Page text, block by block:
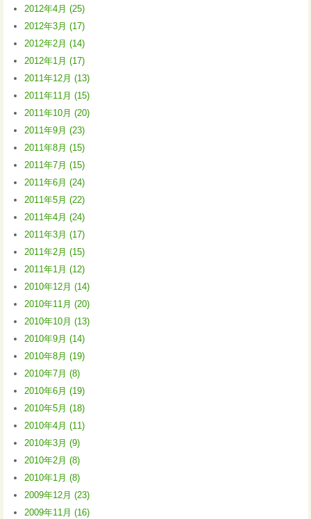
2012年4月 (25)
2012年3月 (17)
2012年2月 (14)
2012年1月 (17)
2011年12月 (13)
2011年11月 (15)
2011年10月 (20)
2011年9月 (23)
2011年8月 (15)
2011年7月 (15)
2011年6月 (24)
2011年5月 (22)
2011年4月 (24)
2011年3月 (17)
2011年2月 (15)
2011年1月 (12)
2010年12月 (14)
2010年11月 (20)
2010年10月 (13)
2010年9月 (14)
2010年8月 (19)
2010年7月 (8)
2010年6月 (19)
2010年5月 (18)
2010年4月 (11)
2010年3月 (9)
2010年2月 (8)
2010年1月 (8)
2009年12月 (23)
2009年11月 (16)